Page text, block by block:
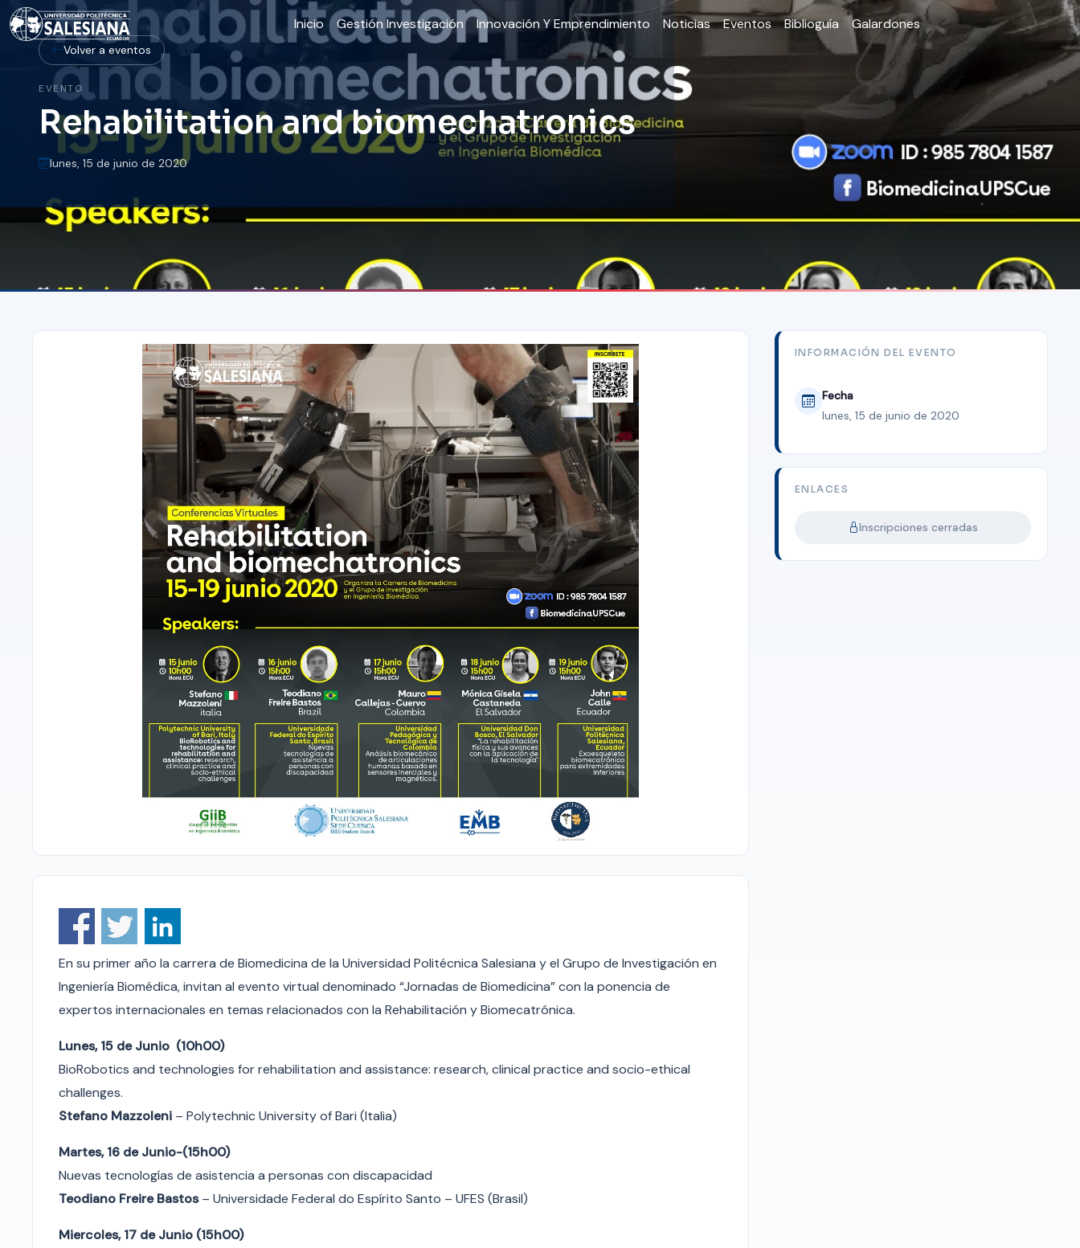
Inicio Gestión Investigación Innovación Y Emprendimiento Noticias Eventos Biblioguía Galardones
Volver a eventos
EVENTO
Rehabilitation and biomechatronics
lunes, 15 de junio de 2020
En su primer año la carrera de Biomedicina de la Universidad Politécnica Salesiana y el Grupo de Investigación en
Ingeniería Biomédica, invitan al evento virtual denominado “Jornadas de Biomedicina” con la ponencia de
expertos internacionales en temas relacionados con la Rehabilitación y Biomecatrónica.
Lunes, 15 de Junio (10h00)
BioRobotics and technologies for rehabilitation and assistance: research, clinical practice and socio-ethical
challenges.
Stefano Mazzoleni – Polytechnic University of Bari (Italia)
Martes, 16 de Junio-(15h00)
Nuevas tecnologías de asistencia a personas con discapacidad
Teodiano Freire Bastos– Universidade Federal do Espírito Santo – UFES (Brasil)
Miercoles, 17 de Junio (15h00)
INFORMACIÓN DEL EVENTO
Fecha
lunes, 15 de junio de 2020
ENLACES
Inscripciones cerradas